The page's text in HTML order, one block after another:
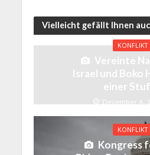
Vielleicht gefällt Ihnen
KONFLIKT
Vereinte
Israel und Boko
einer
Dezember 4,
KONFLIKT
Kongress